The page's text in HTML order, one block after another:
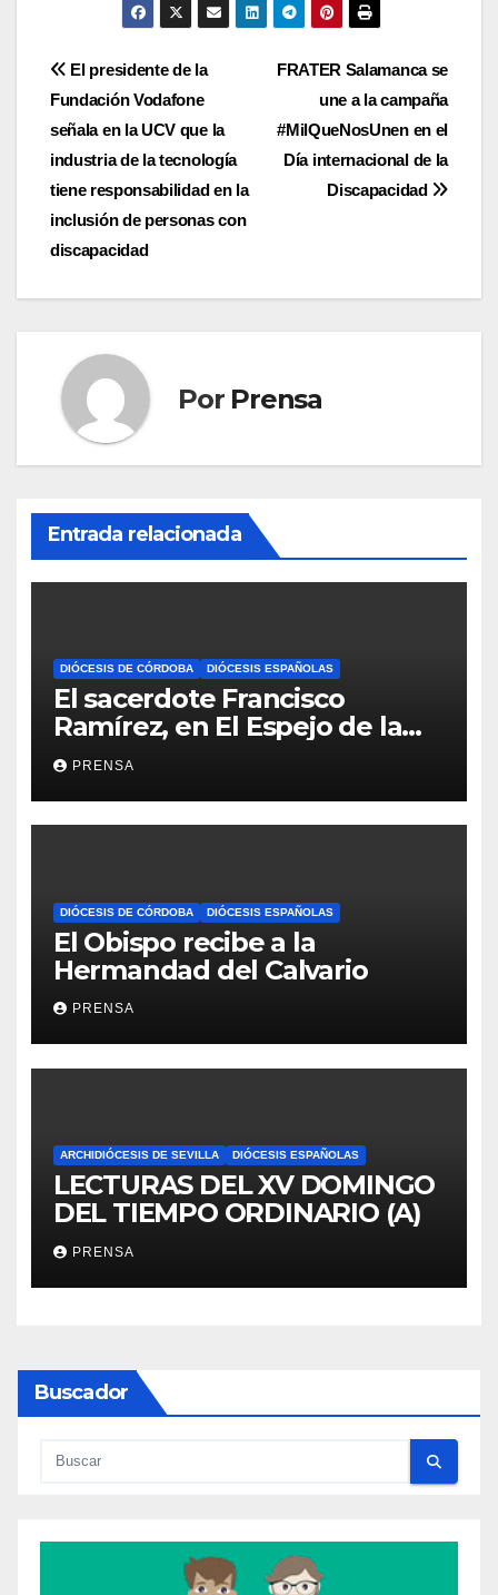
Navegación
de
entradas
FRATER Salamanca se
une a la campaña
#MilQueNosUnen en el
Día internacional de la
Discapacidad
El presidente de la
Fundación Vodafone
señala en la UCV que la
industria de la tecnología
tiene responsabilidad en la
inclusión de personas con
discapacidad
Por Prensa
Entrada relacionada
DIÓCESIS DE CÓRDOBA DIÓCESIS ESPAÑOLAS
El sacerdote Francisco
Ramírez, en El Espejo de la
Iglesia
PRENSA
DIÓCESIS DE CÓRDOBA DIÓCESIS ESPAÑOLAS
El Obispo recibe a la
Hermandad del Calvario
PRENSA
ARCHIDIÓCESIS DE SEVILLA DIÓCESIS ESPAÑOLAS
LECTURAS DEL XV DOMINGO
DEL TIEMPO ORDINARIO (A)
PRENSA
Buscador